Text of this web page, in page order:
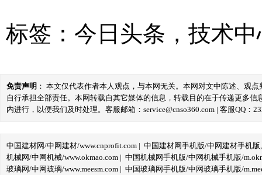
标签： 今日头条 ， 技术中
免责声明 ： 本文仅代表作者本人观点，与本网无关。本网对文中陈述、观
自行承担全部责任。本网转载自其它媒体的信息，转载目的在于传递更多
内进行，以便我们及时处理。客服邮箱：service@cnso360.com | 客服QQ：
中国建材网/中网建材/www.cnprofit.com | 中国建材网手机版/中网建材手机版
机械网/中网机械/www.okmao.com | 中国机械网手机版/中网机械手机版/
玻璃网/中网玻璃/www.meesm.com | 中国玻璃网手机版/中网玻璃手机版/